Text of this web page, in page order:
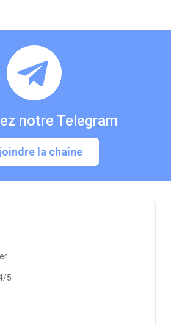
5
notre Telegram
la chaîne